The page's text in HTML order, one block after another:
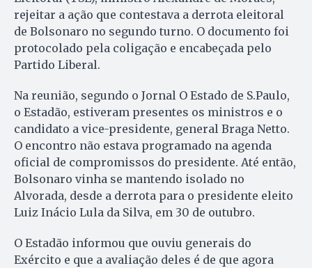
rejeitar a ação que contestava a derrota eleitoral
de Bolsonaro no segundo turno. O documento foi
protocolado pela coligação e encabeçada pelo
Partido Liberal.
Na reunião, segundo o Jornal O Estado de S.Paulo,
o Estadão, estiveram presentes os ministros e o
candidato a vice-presidente, general Braga Netto.
O encontro não estava programado na agenda
oficial de compromissos do presidente. Até então,
Bolsonaro vinha se mantendo isolado no
Alvorada, desde a derrota para o presidente eleito
Luiz Inácio Lula da Silva, em 30 de outubro.
O Estadão informou que ouviu generais do
Exército e que a avaliação deles é de que agora